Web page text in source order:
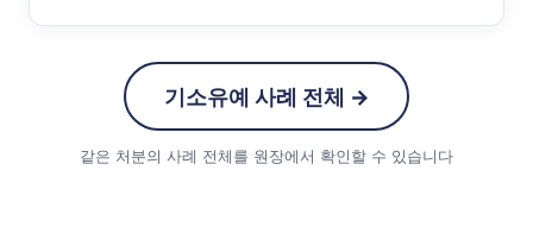
기소유예 사례 전체 →
같은 처분의 사례 전체를 원장에서 확인할 수 있습니다